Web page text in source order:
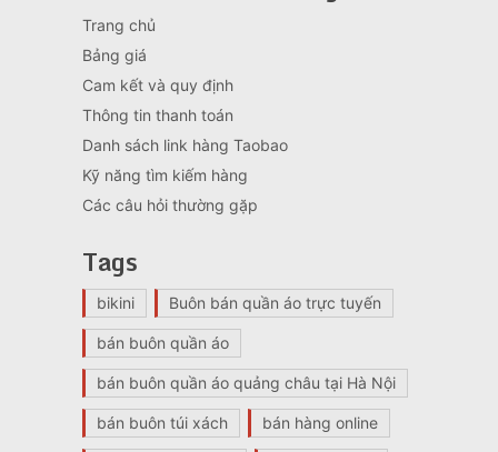
Trang chủ
Bảng giá
Cam kết và quy định
Thông tin thanh toán
Danh sách link hàng Taobao
Kỹ năng tìm kiếm hàng
Các câu hỏi thường gặp
Tags
bikini Buôn bán quần áo trực tuyến
bán buôn quần áo
bán buôn quần áo quảng châu tại Hà Nội
bán buôn túi xách bán hàng online